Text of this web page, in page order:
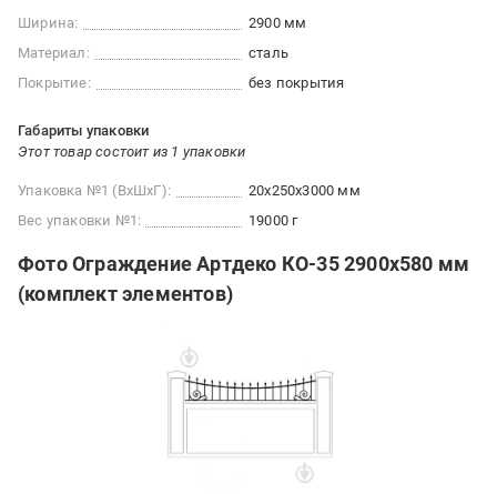
Ширина:
2900 мм
Материал:
сталь
Покрытие:
без покрытия
Габариты упаковки
Этот товар состоит из 1 упаковки
Упаковка №1 (ВхШхГ):
20x250x3000 мм
Вес упаковки №1:
19000 г
Фото Ограждение Артдеко КО-35 2900х580 мм
(комплект элементов)